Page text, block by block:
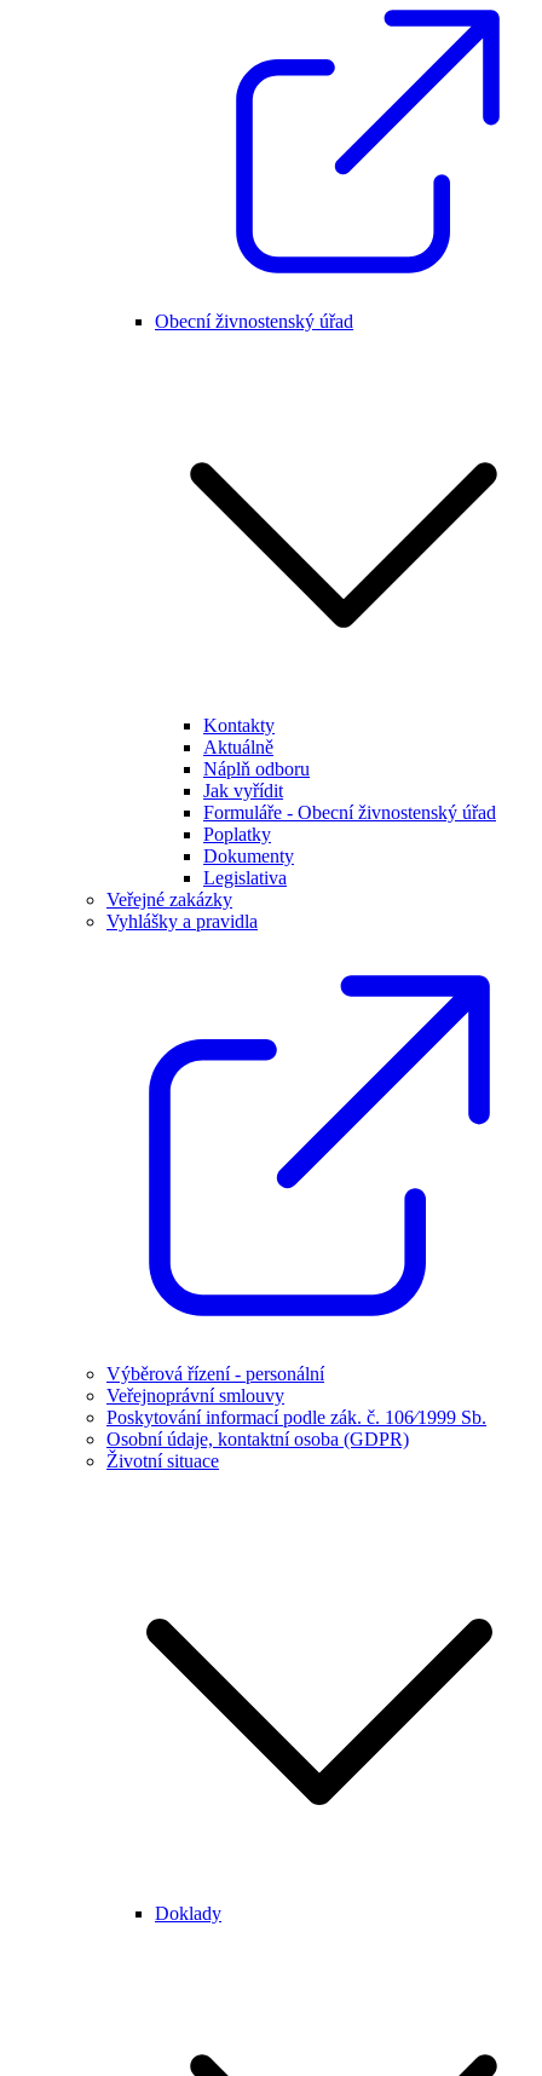
Obecní živnostenský úřad
Kontakty
Aktuálně
Náplň odboru
Jak vyřídit
Formuláře - Obecní živnostenský úřad
Poplatky
Dokumenty
Legislativa
Veřejné zakázky
Vyhlášky a pravidla
Výběrová řízení - personální
Veřejnoprávní smlouvy
Poskytování informací podle zák. č. 106⁄1999 Sb.
Osobní údaje, kontaktní osoba (GDPR)
Životní situace
Doklady